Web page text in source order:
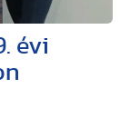
évi